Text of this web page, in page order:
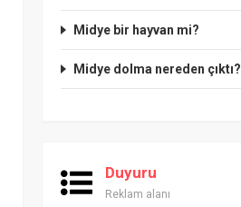
Midye bir hayvan mi?
Midye dolma nereden çıktı?
Duyuru
Reklam alanı